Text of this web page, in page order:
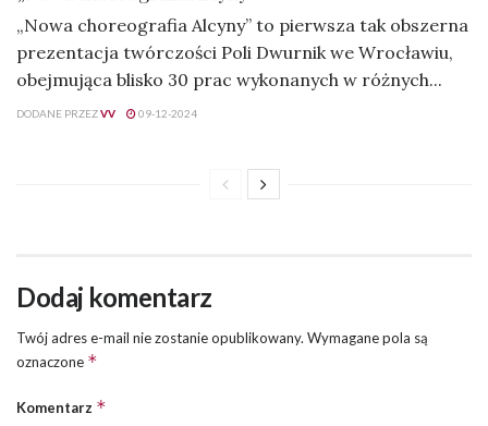
„Nowa choreografia Alcyny” to pierwsza tak obszerna
prezentacja twórczości Poli Dwurnik we Wrocławiu,
obejmująca blisko 30 prac wykonanych w różnych...
DODANE PRZEZVV 09-12-2024
Dodaj komentarz
Twój adres e-mail nie zostanie opublikowany. Wymagane pola są
oznaczone *
Komentarz *